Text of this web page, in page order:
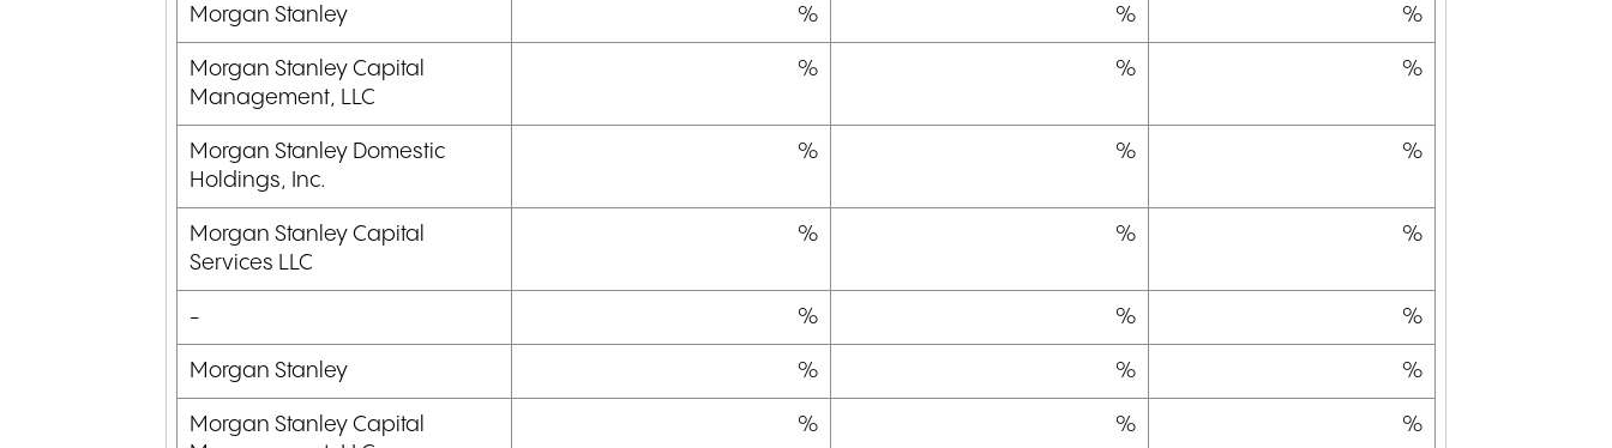
Morgan Stanley % % %
Morgan Stanley Capital
Management, LLC
% % %
Morgan Stanley Domestic
Holdings, Inc.
% % %
Morgan Stanley Capital
Services LLC
% % %
- % % %
Morgan Stanley % % %
Morgan Stanley Capital
% % %